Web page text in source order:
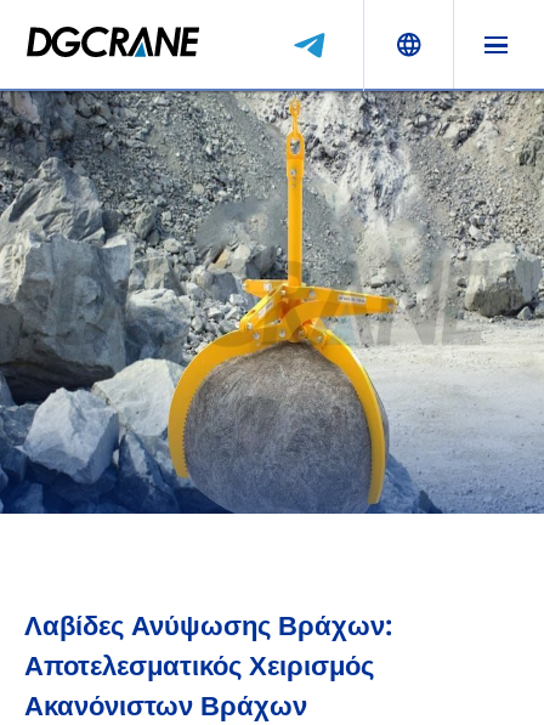
Λαβίδες Ανύψωσης Βράχων:
Αποτελεσματικός Χειρισμός
Ακανόνιστων Βράχων